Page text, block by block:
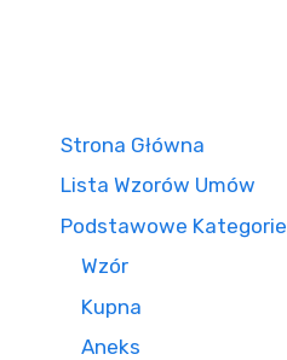
Strona Główna
Lista Wzorów Umów
Podstawowe Kategorie
Wzór
Kupna
Aneks